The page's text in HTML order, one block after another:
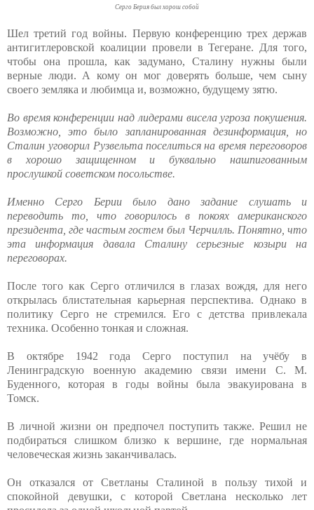
Серго Берия был хорош собой
Шел третий год войны. Первую конференцию трех держав
антигитлеровской коалиции провели в Тегеране. Для того,
чтобы она прошла, как задумано, Сталину нужны были
верные люди. А кому он мог доверять больше, чем сыну
своего земляка и любимца и, возможно, будущему зятю.
Во время конференции над лидерами висела угроза покушения.
Возможно, это было запланированная дезинформация, но
Сталин уговорил Рузвельта поселиться на время переговоров
в хорошо защищенном и буквально нашпигованным
прослушкой советском посольстве.
Именно Серго Берии было дано задание слушать и
переводить то, что говорилось в покоях американского
президента, где частым гостем был Черчилль. Понятно, что
эта информация давала Сталину серьезные козыри на
переговорах.
После того как Серго отличился в глазах вождя, для него
открылась блистательная карьерная перспектива. Однако в
политику Серго не стремился. Его с детства привлекала
техника. Особенно тонкая и сложная.
В октябре 1942 года Серго поступил на учёбу в
Ленинградскую военную академию связи имени С. М.
Буденного, которая в годы войны была эвакуирована в
Томск.
В личной жизни он предпочел поступить также. Решил не
подбираться слишком близко к вершине, где нормальная
человеческая жизнь заканчивалась.
Он отказался от Светланы Сталиной в пользу тихой и
спокойной девушки, с которой Светлана несколько лет